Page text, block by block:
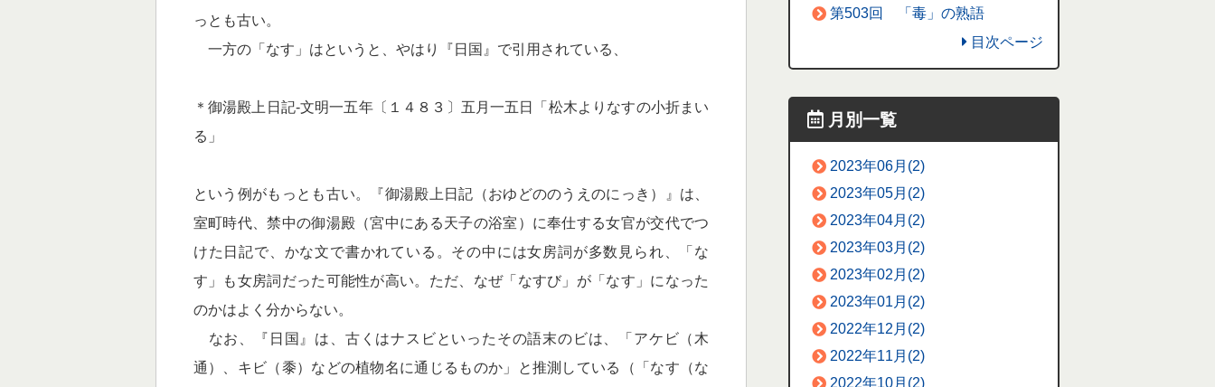
っとも古い。
一方の「なす」はというと、やはり『日国』で引用されている、
＊御湯殿上日記‐文明一五年〔１４８３〕五月一五日「松木よりなすの小折まい
る」
という例がもっとも古い。『御湯殿上日記（おゆどののうえのにっき）』は、
室町時代、禁中の御湯殿（宮中にある天子の浴室）に奉仕する女官が交代でつ
けた日記で、かな文で書かれている。その中には女房詞が多数見られ、「な
す」も女房詞だった可能性が高い。ただ、なぜ「なすび」が「なす」になった
のかはよく分からない。
なお、『日国』は、古くはナスビといったその語末のビは、「アケビ（木
通）、キビ（黍）などの植物名に通じるものか」と推測している（「なす（な
第503回 「毒」の熟語
目次ページ
月別一覧
2023年06月(2)
2023年05月(2)
2023年04月(2)
2023年03月(2)
2023年02月(2)
2023年01月(2)
2022年12月(2)
2022年11月(2)
2022年10月(2)